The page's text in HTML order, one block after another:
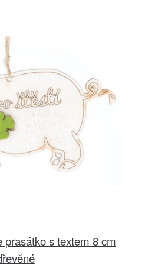
prasátko s textem 8 cm